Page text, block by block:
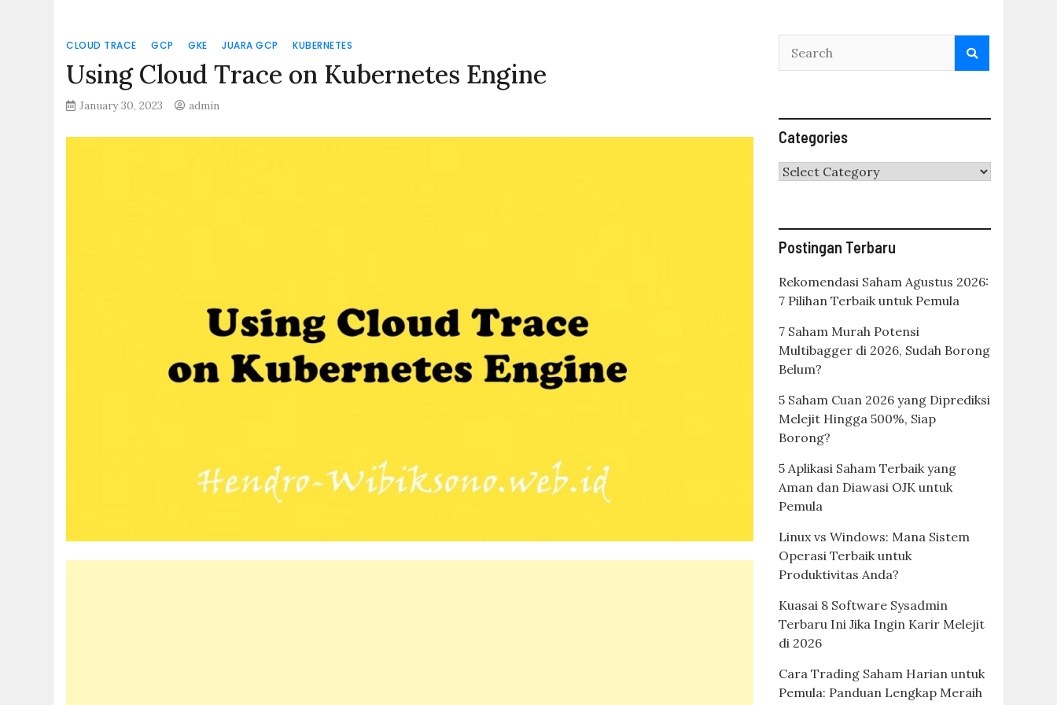
CLOUD TRACE GCP GKE JUARA GCP KUBERNETES
Using Cloud Trace on Kubernetes Engine
January 30, 2023 admin
Categories
Categories
Postingan Terbaru
Rekomendasi Saham Agustus 2026:
7 Pilihan Terbaik untuk Pemula
7 Saham Murah Potensi
Multibagger di 2026, Sudah Borong
Belum?
5 Saham Cuan 2026 yang Diprediksi
Melejit Hingga 500%, Siap
Borong?
5 Aplikasi Saham Terbaik yang
Aman dan Diawasi OJK untuk
Pemula
Linux vs Windows: Mana Sistem
Operasi Terbaik untuk
Produktivitas Anda?
Kuasai 8 Software Sysadmin
Terbaru Ini Jika Ingin Karir Melejit
di 2026
Cara Trading Saham Harian untuk
Pemula: Panduan Lengkap Meraih